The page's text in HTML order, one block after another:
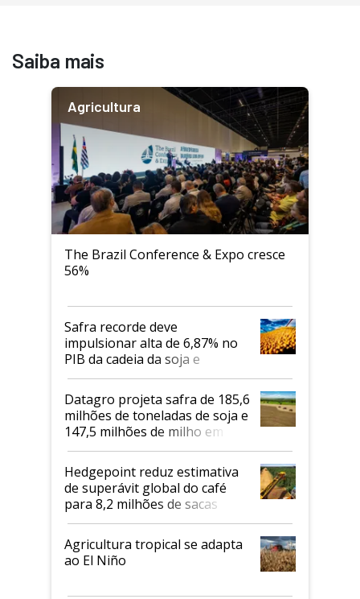
Saiba mais
Agricultura
The Brazil Conference & Expo cresce
56%
Safra recorde deve
impulsionar alta de 6,87% no
PIB da cadeia da soja e
biodiesel em 2026
Datagro projeta safra de 185,6
milhões de toneladas de soja e
147,5 milhões de milho em
2026/27
Hedgepoint reduz estimativa
de superávit global do café
para 8,2 milhões de sacas
Agricultura tropical se adapta
ao El Niño